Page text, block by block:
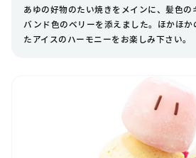
あゆの好物のたい焼きをメインに、髪色の
バンド色のベリーを添えました。ほかほ
たアイスのハーモニーをお楽しみ下さい。